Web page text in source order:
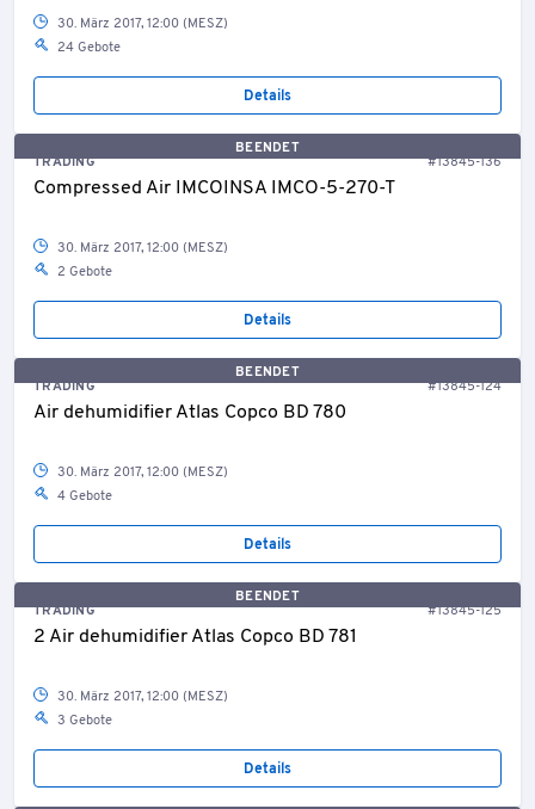
30. März 2017, 12:00 (MESZ)
24 Gebote
Details
BEENDET
TRADING
#13845-136
Compressed Air IMCOINSA IMCO-5-270-T
30. März 2017, 12:00 (MESZ)
2 Gebote
Details
BEENDET
TRADING
#13845-124
Air dehumidifier Atlas Copco BD 780
30. März 2017, 12:00 (MESZ)
4 Gebote
Details
BEENDET
TRADING
#13845-125
2 Air dehumidifier Atlas Copco BD 781
30. März 2017, 12:00 (MESZ)
3 Gebote
Details